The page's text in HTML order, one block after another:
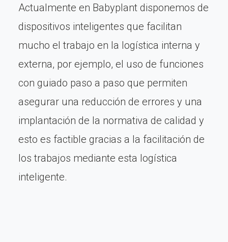
Actualmente en Babyplant disponemos de
dispositivos inteligentes que facilitan
mucho el trabajo en la logística interna y
externa, por ejemplo, el uso de funciones
con guiado paso a paso que permiten
asegurar una reducción de errores y una
implantación de la normativa de calidad y
esto es factible gracias a la facilitación de
los trabajos mediante esta logística
inteligente.